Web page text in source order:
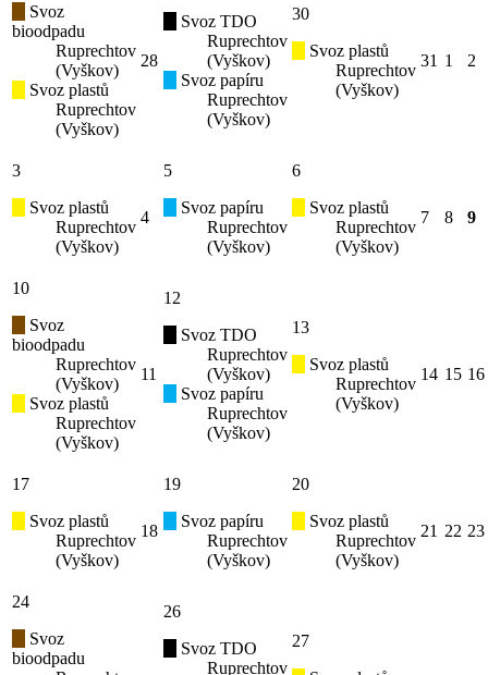
Svoz
bioodpadu
Ruprechtov
(Vyškov)
Svoz plastů
Ruprechtov
(Vyškov)
28
Svoz TDO
Ruprechtov
(Vyškov)
Svoz papíru
Ruprechtov
(Vyškov)
30
Svoz plastů
Ruprechtov
(Vyškov)
31 1 2
3
Svoz plastů
Ruprechtov
(Vyškov)
4
5
Svoz papíru
Ruprechtov
(Vyškov)
6
Svoz plastů
Ruprechtov
(Vyškov)
7 8 9
10
Svoz
bioodpadu
Ruprechtov
(Vyškov)
Svoz plastů
Ruprechtov
(Vyškov)
11
12
Svoz TDO
Ruprechtov
(Vyškov)
Svoz papíru
Ruprechtov
(Vyškov)
13
Svoz plastů
Ruprechtov
(Vyškov)
14 15 16
17
Svoz plastů
Ruprechtov
(Vyškov)
18
19
Svoz papíru
Ruprechtov
(Vyškov)
20
Svoz plastů
Ruprechtov
(Vyškov)
21 22 23
24
Svoz
bioodpadu
26
Svoz TDO
Ruprechtov
27